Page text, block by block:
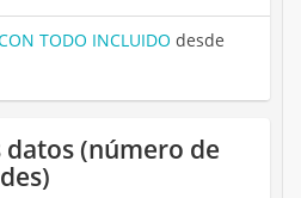
TODO INCLUIDO desde
(número de